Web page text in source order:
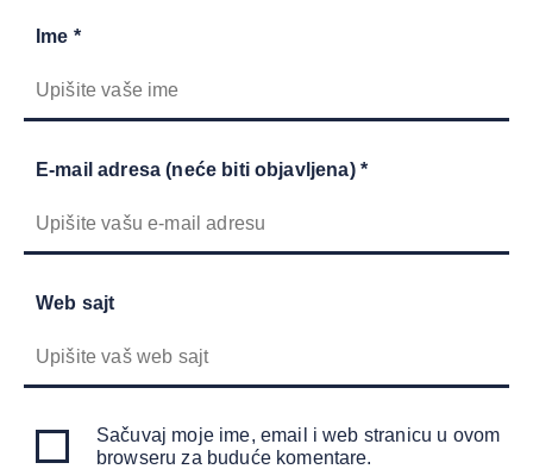
Ime *
E-mail adresa (neće biti objavljena) *
Web sajt
Sačuvaj moje ime, email i web stranicu u ovom
browseru za buduće komentare.